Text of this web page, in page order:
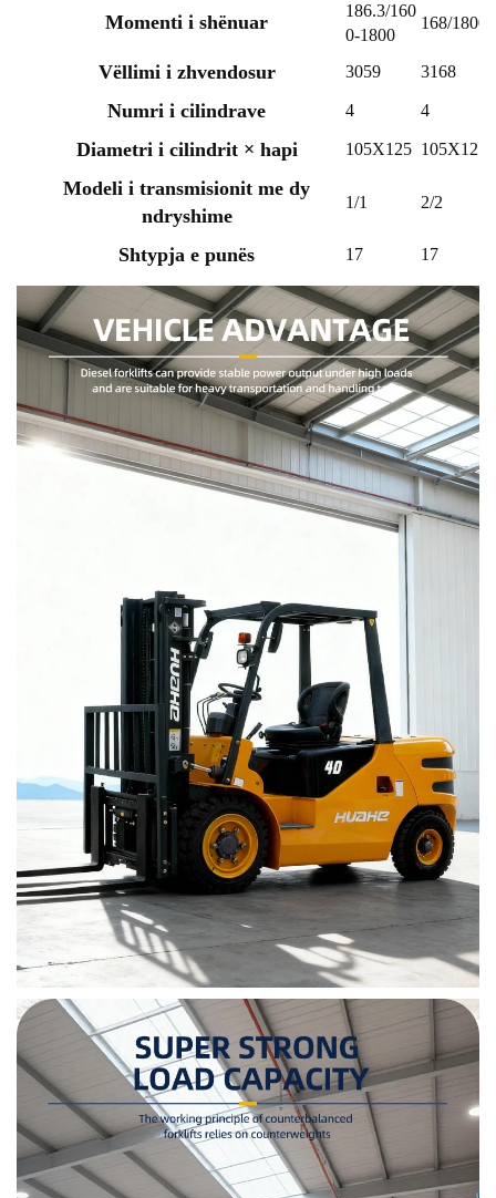
Momenti i shënuar
186.3/160
0-1800
168/1800
Vëllimi i zhvendosur 3059 3168
Numri i cilindrave 4 4
Diametri i cilindrit × hapi 105X125 105X125
Modeli i transmisionit me dy
ndryshime
1/1 2/2
Shtypja e punës 17 17